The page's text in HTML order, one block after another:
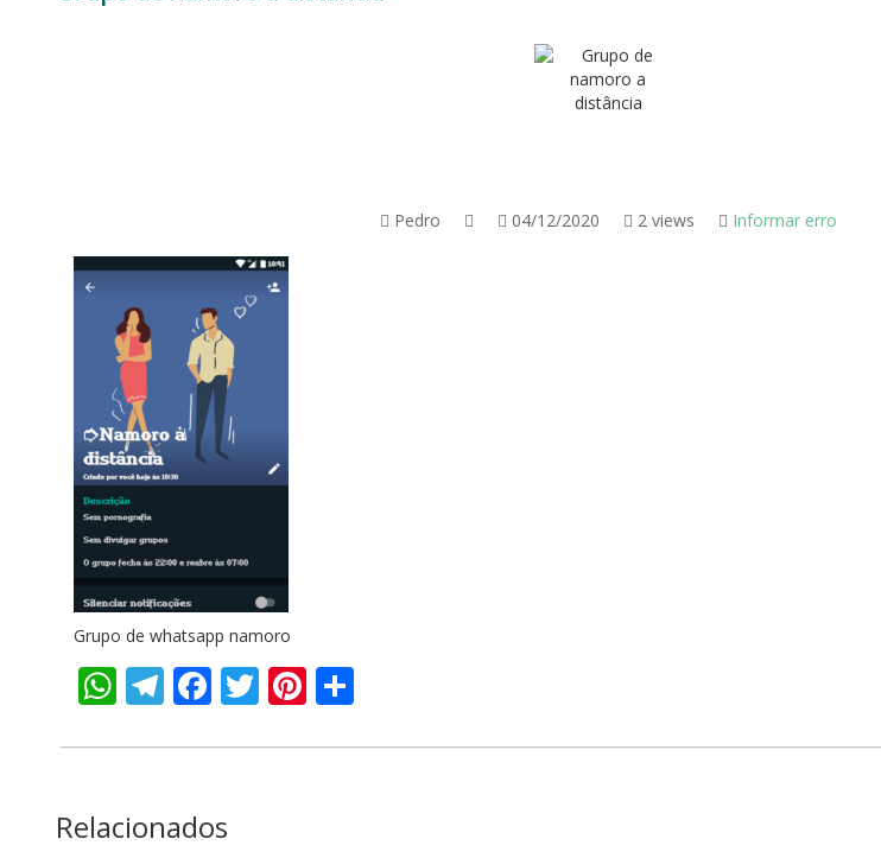
Pedro 04/12/2020 2 views Informar erro
Grupo de whatsapp namoro
WhatsApp
Telegram
Facebook
TwitterPinterest
Relacionados